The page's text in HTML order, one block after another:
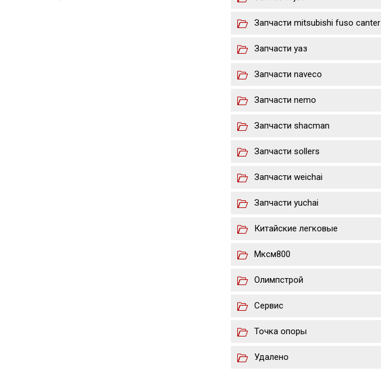
Запчасти mitsubishi fuso canter
Запчасти уаз
Запчасти naveco
Запчасти nemo
Запчасти shacman
Запчасти sollers
Запчасти weichai
Запчасти yuchai
Китайские легковые
Мксм800
Олимпстрой
Сервис
Точка опоры
Удалено